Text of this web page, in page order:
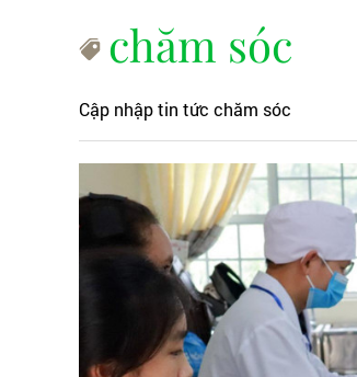
chăm sóc
Cập nhập tin tức chăm sóc